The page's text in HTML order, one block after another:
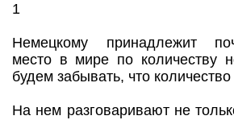
1
Немецкому принадлежит
место в мире по количеству
будем забывать, что
На нем разговаривают не